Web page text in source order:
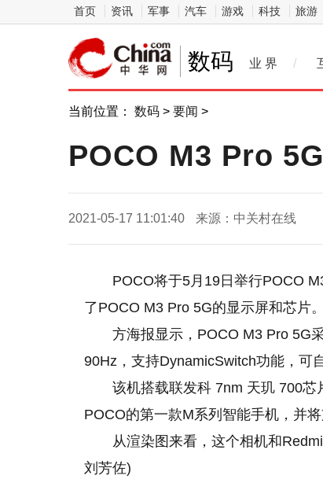
首页 资讯 军事 汽车 游戏 科技 旅游
数码 业 界 /
当前位置： 数码 > 要闻 >
POCO M3 Pro
2021-05-17 11:01:40 来源：中关村在线
POCO将于5月19日举行POCO
了POCO M3 Pro 5G的显示屏和芯片。
方海报显示，POCO M3 Pro 5G
90Hz，支持DynamicSwitch功能，可
该机搭载联发科 7nm 天玑 700
POCO的第一款M系列智能手机，并将
从渲染图来看，这个相机和
刘芳佐)